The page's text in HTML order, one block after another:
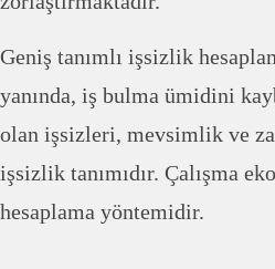
Geniş tanımlı işsizlik
yanında, iş bulma ümidini
olan işsizleri, mevsimlik ve
işsizlik tanımıdır. Çalışma
hesaplama yöntemidir.